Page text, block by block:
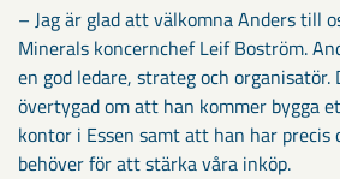
– Jag är glad att välkomna Anders till
Minerals koncernchef Leif Boström.
en god ledare, strateg och
övertygad om att han kommer bygga
kontor i Essen samt att han har precis
behöver för att stärka våra inköp.